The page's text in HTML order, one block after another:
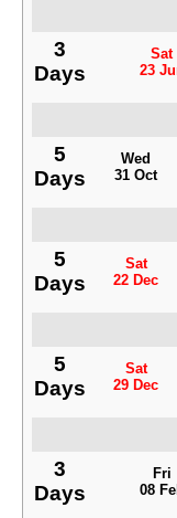
3
Days
Sat
23
5
Days
Wed
31 Oct
5
Days
Sat
22 Dec
5
Days
Sat
29 Dec
3
Days
Fri
08